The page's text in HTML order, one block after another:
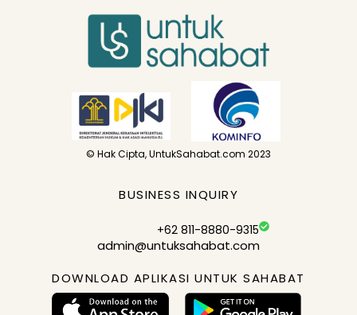
© Hak Cipta, UntukSahabat.com 2023
BUSINESS INQUIRY
+62 811-8880-9315
admin@untuksahabat.com
DOWNLOAD APLIKASI UNTUK SAHABAT